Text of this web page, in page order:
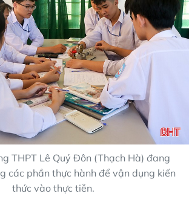
THPT Lê Quý Đôn (Thạch Hà) đang
các phần thực hành để vận dụng kiến
thức vào thực tiễn.